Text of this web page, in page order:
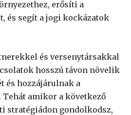
erősíti a
és segít a jogi kockázatok
és versenytársakkal
hosszú távon növelik
és hozzájárulnak a
amikor a következő
stratégiádon gondolkodsz,